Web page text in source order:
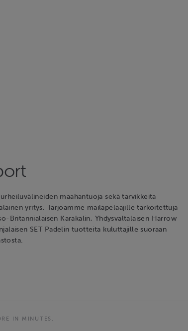
maahantuoja sekä tarvikkeita
yritys. Tarjoamme mailapelaajille tarkoitettuja
Britannialaisen Karakalin, Yhdysvaltalaisen Harrow
SET Padelin tuotteita kuluttajille suoraan
IN MINUTES.